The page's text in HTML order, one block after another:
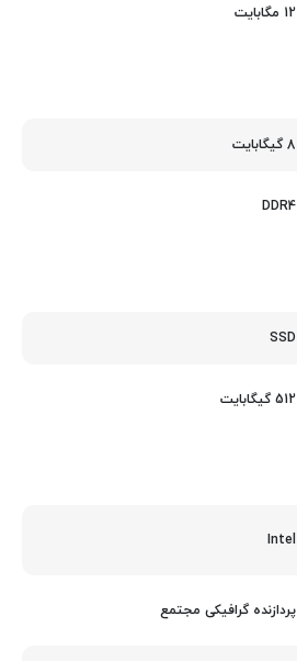
12 مگابایت
8 گیگابایت
DDR4
SSD
512 گیگابایت
Intel
پردازنده گرافیکی مجتمع